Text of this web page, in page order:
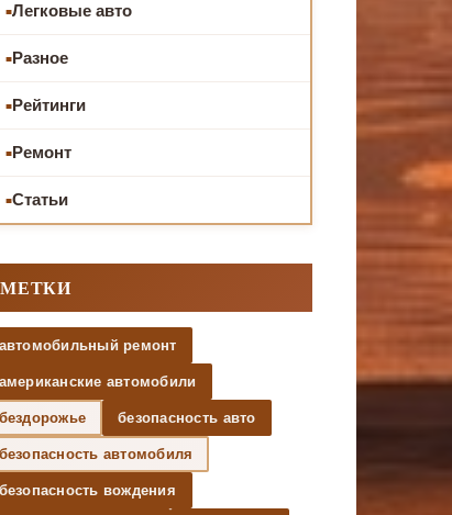
Легковые авто
Разное
Рейтинги
Ремонт
Статьи
МЕТКИ
автомобильный ремонт
американские автомобили
бездорожье безопасность авто
безопасность автомобиля
безопасность вождения